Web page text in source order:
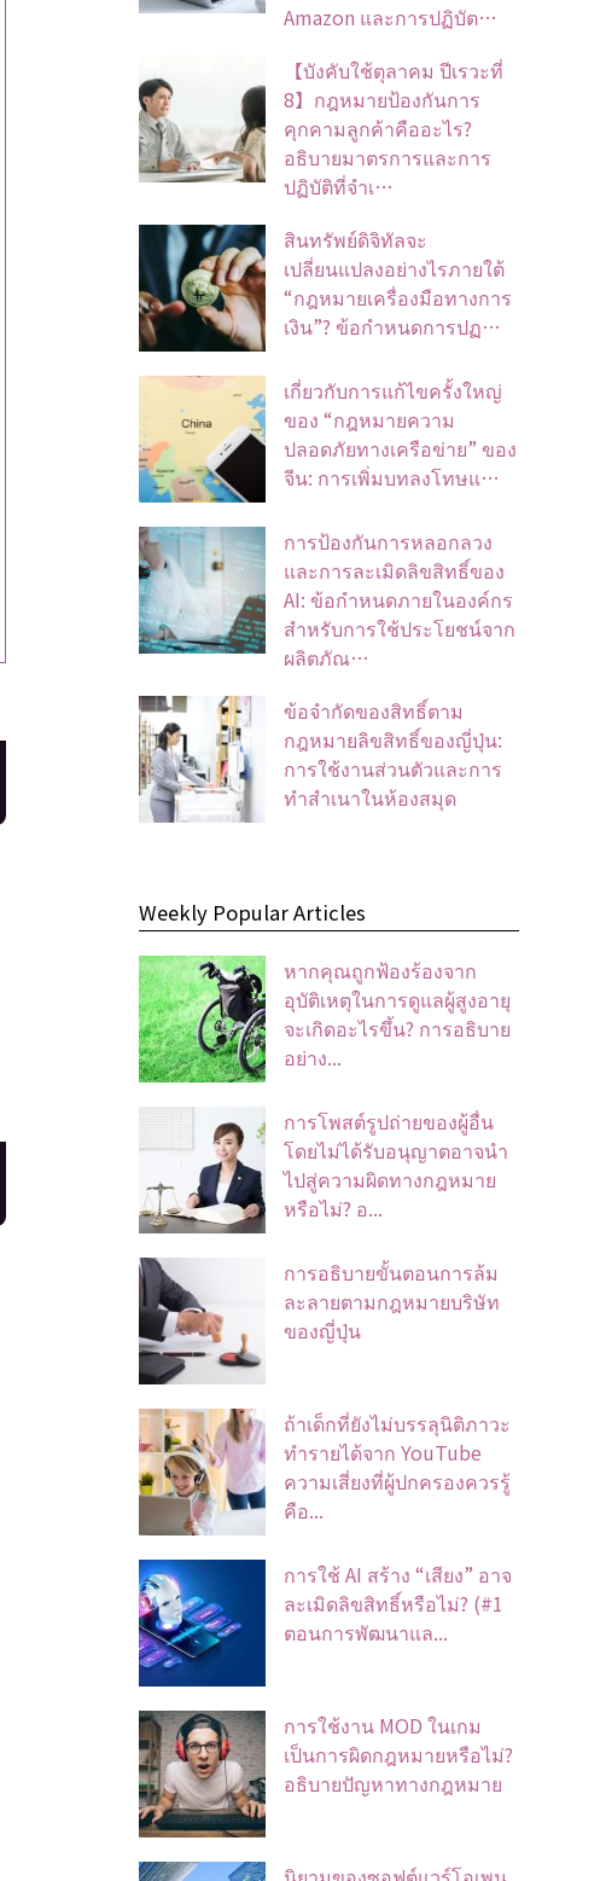
Amazon และการปฏิบัต…
【บังคับใช้ตุลาคม ปีเรวะที่
8】กฎหมายป้องกันการ
คุกคามลูกค้าคืออะไร?
อธิบายมาตรการและการ
ปฏิบัติที่จำเ…
สินทรัพย์ดิจิทัลจะ
เปลี่ยนแปลงอย่างไรภายใต้
“กฎหมายเครื่องมือทางการ
เงิน”? ข้อกำหนดการปฏ…
เกี่ยวกับการแก้ไขครั้งใหญ่
ของ “กฎหมายความ
ปลอดภัยทางเครือข่าย” ของ
จีน: การเพิ่มบทลงโทษแ…
การป้องกันการหลอกลวง
และการละเมิดลิขสิทธิ์ของ
AI: ข้อกำหนดภายในองค์กร
สำหรับการใช้ประโยชน์จาก
ผลิตภัณ…
ข้อจํากัดของสิทธิ์ตาม
กฎหมายลิขสิทธิ์ของญี่ปุ่น:
การใช้งานส่วนตัวและการ
ทําสําเนาในห้องสมุด
Weekly Popular Articles
หากคุณถูกฟ้องร้องจาก
อุบัติเหตุในการดูแลผู้สูงอายุ
จะเกิดอะไรขึ้น? การอธิบาย
อย่าง...
การโพสต์รูปถ่ายของผู้อื่น
โดยไม่ได้รับอนุญาตอาจนํา
ไปสู่ความผิดทางกฎหมาย
หรือไม่? อ...
การอธิบายขั้นตอนการล้ม
ละลายตามกฎหมายบริษัท
ของญี่ปุ่น
ถ้าเด็กที่ยังไม่บรรลุนิติภาวะ
ทำรายได้จาก YouTube
ความเสี่ยงที่ผู้ปกครองควรรู้
คือ...
การใช้ AI สร้าง “เสียง” อาจ
ละเมิดลิขสิทธิ์หรือไม่? (#1
ตอนการพัฒนาแล...
การใช้งาน MOD ในเกม
เป็นการผิดกฎหมายหรือไม่?
อธิบายปัญหาทางกฎหมาย